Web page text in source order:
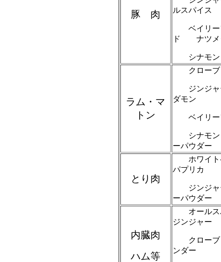
豚 肉
ルスパイス
ベイリー
ド ナツメ
シナモ
ラム・マ
トン
クロー
ジンジ
ダモン
ベイリー
シナモ
ーパウダー
とり肉
ホワイ
パプリカ
ジンジ
ーパウダー
内臓肉
ハム等
オール
ジンジャー
クロー
ンダー